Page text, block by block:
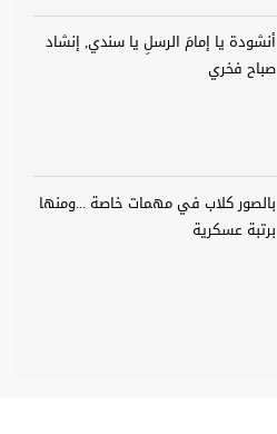
أنشودة يا إمامَ الرسلِ يا سندي, إنشاد
صباح فخري
بالصور كلاب في مهمات خاصة ...ومنها
برتبة عسكرية